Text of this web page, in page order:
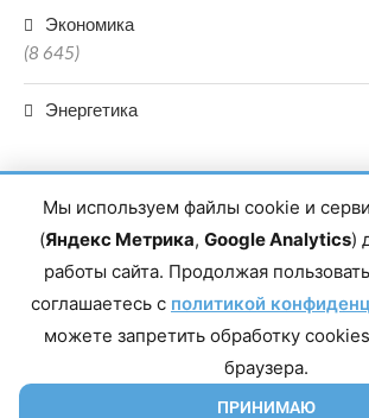
Экономика
(8 645)
Энергетика
Главный редактор сетевого издания
Контакты редакции: 8(988)-292-94-34 Почта:
Республика Дагестан, г. Махачкала, пр-т
права защищены. Копирование и использование
запрещено, частичное цитирование возможно
Мы используем файлы cookie и
(Яндекс Метрика, Google Analytics)
работы сайта. Продолжая
соглашаетесь с политикой
можете запретить обработку
браузера.
ПРИНИМАЮ